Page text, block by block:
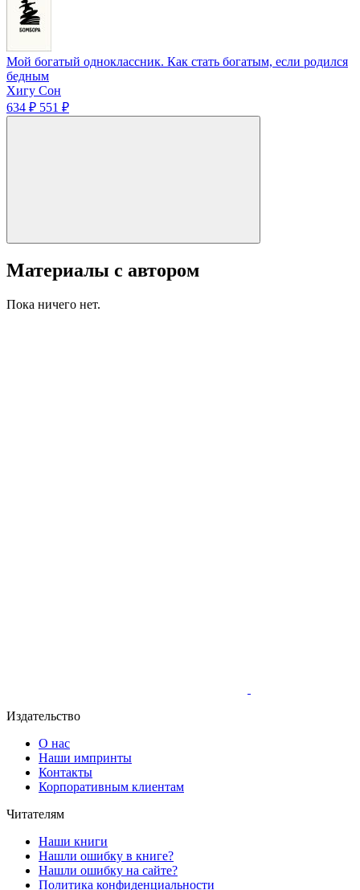
Мой богатый одноклассник. Как стать богатым, если родился
бедным
Хигу Сон
634 ₽ 551 ₽
Материалы с автором
Пока ничего нет.
Издательство
О нас
Наши импринты
Контакты
Корпоративным клиентам
Читателям
Наши книги
Нашли ошибку в книге?
Нашли ошибку на сайте?
Политика конфиденциальности